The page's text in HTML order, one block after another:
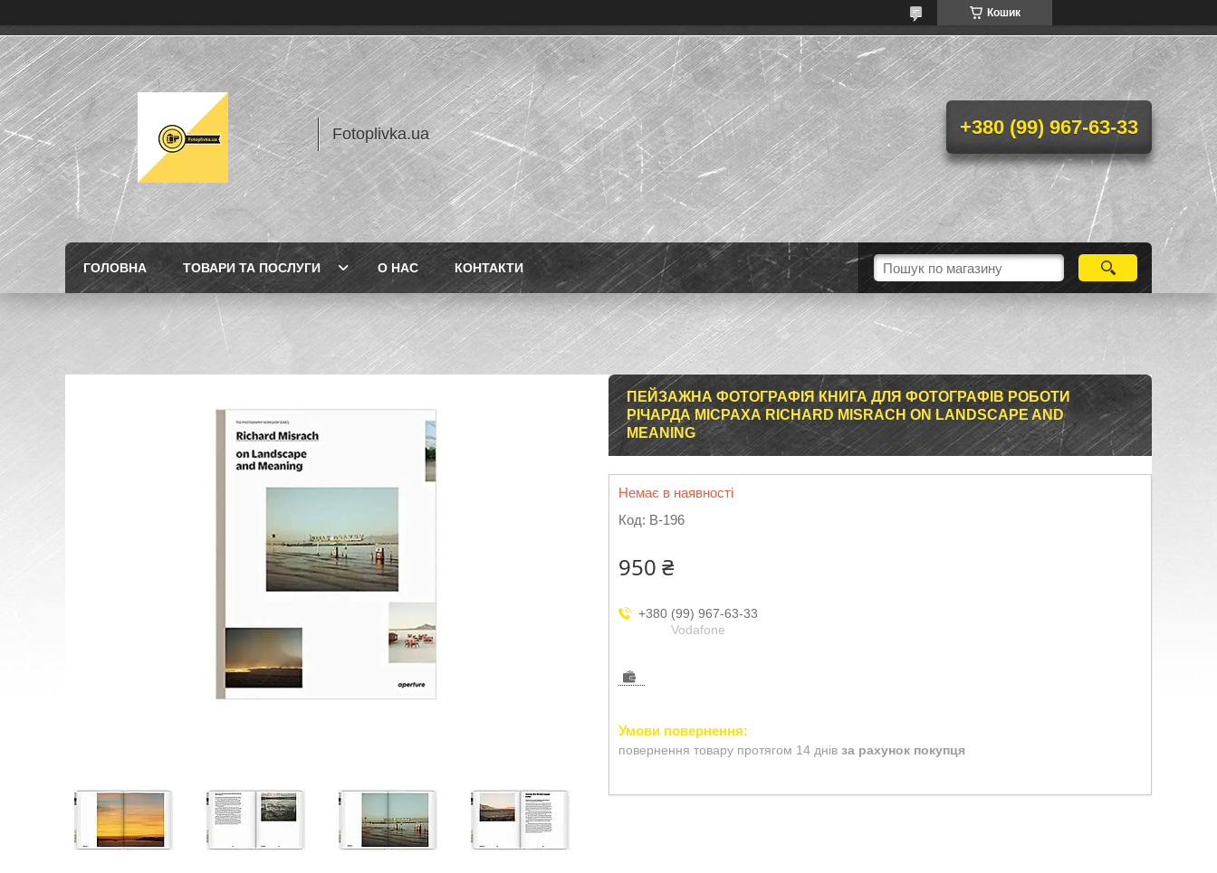
Кошик
Fotoplivka.ua +380 (99) 967-63-33
ГОЛОВНА ТОВАРИ ТА ПОСЛУГИ О НАС КОНТАКТИ
ПЕЙЗАЖНА ФОТОГРАФІЯ КНИГА ДЛЯ ФОТОГРАФІВ РОБОТИ
РІЧАРДА МІСРАХА RICHARD MISRACH ON LANDSCAPE AND
MEANING
Немає в наявності
Код: B-196
950 ₴
+380 (99) 967-63-33
Vodafone
повернення товару протягом 14 днів за рахунок покупця